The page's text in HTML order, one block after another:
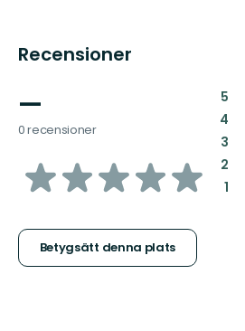
Recensioner
—
0 recensioner
av
stjärnor
Betygsätt denna plats
5:
4:
3:
2:
1: